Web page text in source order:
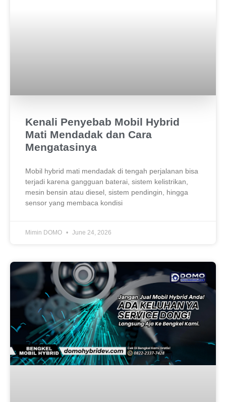
Kenali Penyebab Mobil Hybrid
Mati Mendadak dan Cara
Mengatasinya
Mobil hybrid mati mendadak di tengah perjalanan bisa
terjadi karena gangguan baterai, sistem kelistrikan,
mesin bensin atau diesel, sistem pendingin, hingga
sensor yang membaca kondisi
Mimin DOMO June 24, 2026